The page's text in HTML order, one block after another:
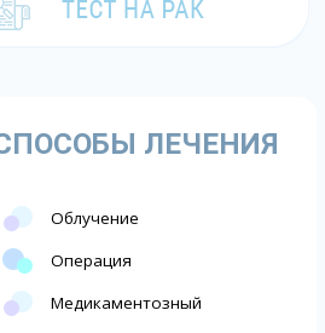
ЛЕЧЕНИЯ
Облучение
Операция
Медикаментозный